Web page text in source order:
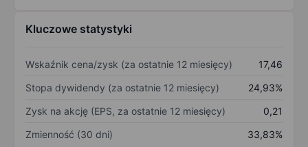
Kluczowe statystyki
Wskaźnik cena/zysk (za ostatnie 12 miesięcy)
17,46
Stopa dywidendy (za ostatnie 12 miesięcy)
24,93%
Zysk na akcję (EPS, za ostatnie 12 miesięcy)
0,21
Zmienność (30 dni)
33,83%